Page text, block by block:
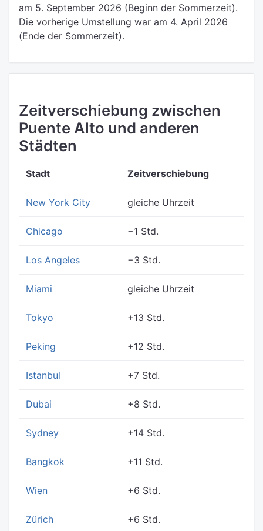
am 5. September 2026 (Beginn der Sommerzeit).
Die vorherige Umstellung war am 4. April 2026
(Ende der Sommerzeit).
Zeitverschiebung zwischen
Puente Alto und anderen
Städten
Stadt Zeitverschiebung
New York City gleiche Uhrzeit
Chicago −1 Std.
Los Angeles −3 Std.
Miami gleiche Uhrzeit
Tokyo +13 Std.
Peking +12 Std.
Istanbul +7 Std.
Dubai +8 Std.
Sydney +14 Std.
Bangkok +11 Std.
Wien +6 Std.
Zürich +6 Std.